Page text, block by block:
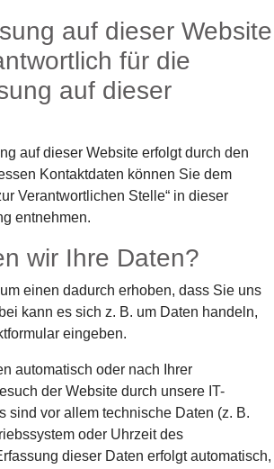
auf dieser Website
für die
auf dieser
auf dieser Website erfolgt durch den
Kontaktdaten können Sie dem
Verantwortlichen Stelle“ in dieser
entnehmen.
wir Ihre Daten?
einen dadurch erhoben, dass Sie uns
kann es sich z. B. um Daten handeln,
eingeben.
automatisch oder nach Ihrer
der Website durch unsere IT-
sind vor allem technische Daten (z. B.
oder Uhrzeit des
dieser Daten erfolgt automatisch,